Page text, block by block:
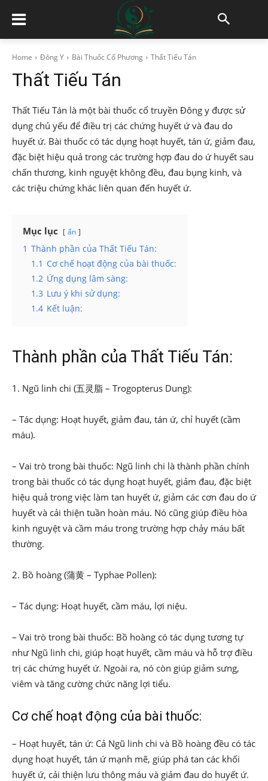
Home Đông Y Bài Thuốc Cổ Phương Thất Tiếu Tán
Thất Tiếu Tán
Thất Tiếu Tán là một bài thuốc cổ truyền Đông y được sử
dụng chủ yếu để điều trị các chứng huyết ứ và đau do
huyết ứ. Bài thuốc có tác dụng hoạt huyết, tán ứ, giảm đau,
đặc biệt hiệu quả trong các trường hợp đau do ứ huyết sau
chấn thương, kinh nguyệt không đều, đau bụng kinh, và
các triệu chứng khác liên quan đến huyết ứ.
Mục lục ẩn
1 Thành phần của Thất Tiếu Tán:
1.1 Cơ chế hoạt động của bài thuốc:
1.2 Ứng dụng lâm sàng:
1.3 Lưu ý khi sử dụng:
1.4 Kết luận:
Thành phần của Thất Tiếu Tán:
1. Ngũ linh chi (五灵脂 – Trogopterus Dung):
– Tác dụng: Hoạt huyết, giảm đau, tán ứ, chỉ huyết (cầm
máu).
– Vai trò trong bài thuốc: Ngũ linh chi là thành phần chính
trong bài thuốc có tác dụng hoạt huyết, giảm đau, đặc biệt
hiệu quả trong việc làm tan huyết ứ, giảm các cơn đau do ứ
huyết và cải thiện tuần hoàn máu. Nó cũng giúp điều hòa
kinh nguyệt và cầm máu trong trường hợp chảy máu bất
thường.
2. Bồ hoàng (蒲黄 – Typhae Pollen):
– Tác dụng: Hoạt huyết, cầm máu, lợi niệu.
– Vai trò trong bài thuốc: Bồ hoàng có tác dụng tương tự
như Ngũ linh chi, giúp hoạt huyết, cầm máu và hỗ trợ điều
trị các chứng huyết ứ. Ngoài ra, nó còn giúp giảm sưng,
viêm và tăng cường chức năng lợi tiểu.
Cơ chế hoạt động của bài thuốc:
– Hoạt huyết, tán ứ: Cả Ngũ linh chi và Bồ hoàng đều có tác
dụng hoạt huyết, tán ứ mạnh mẽ, giúp phá tan các khối
huyết ứ, cải thiện lưu thông máu và giảm đau do huyết ứ.